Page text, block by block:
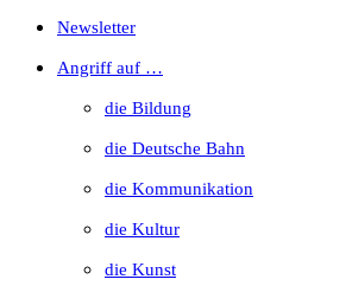
search
panel.
Newsletter
Angriff auf …
die Bildung
die Deutsche Bahn
die Kommunikation
die Kultur
die Kunst